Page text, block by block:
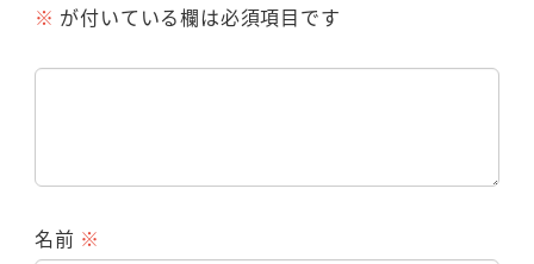
※ が付いている欄は必須項目です
名前 ※